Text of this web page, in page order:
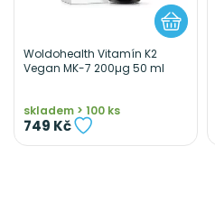
Woldohealth Vitamín K2
Vegan MK-7 200µg 50 ml
skladem > 100 ks
749 Kč